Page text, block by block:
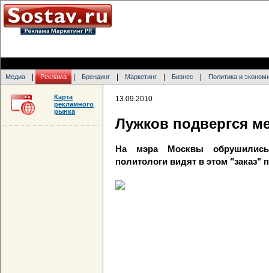
Медиа Реклама Брендинг Маркетинг Бизнес Политика и
13.09.2010
Лужков подвергся
На мэра Москвы
политологи видят в этом "заказ"
Карта
рекламного
рынка